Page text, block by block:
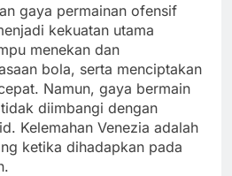
gaya permainan ofensif
kekuatan utama
menekan dan
bola, serta menciptakan
Namun, gaya bermain
diimbangi dengan
Kelemahan Venezia adalah
ketika dihadapkan pada